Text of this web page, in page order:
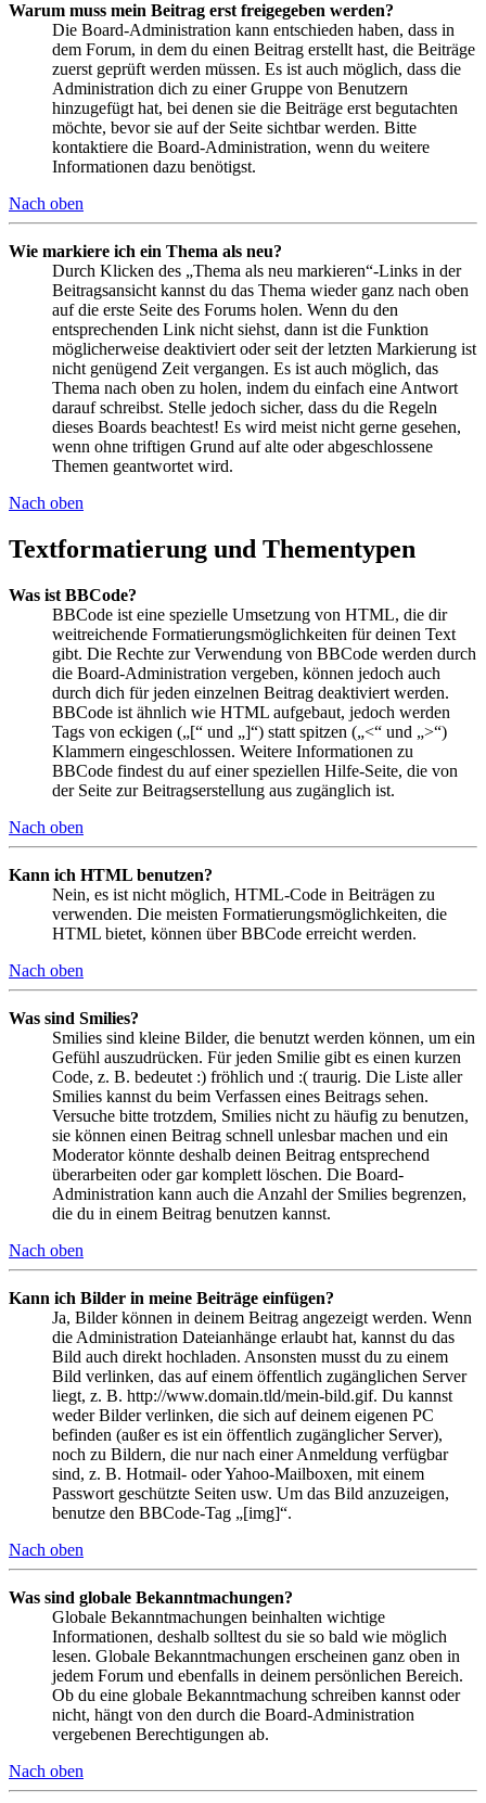
Warum muss mein Beitrag erst freigegeben werden?
Die Board-Administration kann entschieden haben, dass in
dem Forum, in dem du einen Beitrag erstellt hast, die Beiträge
zuerst geprüft werden müssen. Es ist auch möglich, dass die
Administration dich zu einer Gruppe von Benutzern
hinzugefügt hat, bei denen sie die Beiträge erst begutachten
möchte, bevor sie auf der Seite sichtbar werden. Bitte
kontaktiere die Board-Administration, wenn du weitere
Informationen dazu benötigst.
Nach oben
Wie markiere ich ein Thema als neu?
Durch Klicken des „Thema als neu markieren“-Links in der
Beitragsansicht kannst du das Thema wieder ganz nach oben
auf die erste Seite des Forums holen. Wenn du den
entsprechenden Link nicht siehst, dann ist die Funktion
möglicherweise deaktiviert oder seit der letzten Markierung ist
nicht genügend Zeit vergangen. Es ist auch möglich, das
Thema nach oben zu holen, indem du einfach eine Antwort
darauf schreibst. Stelle jedoch sicher, dass du die Regeln
dieses Boards beachtest! Es wird meist nicht gerne gesehen,
wenn ohne triftigen Grund auf alte oder abgeschlossene
Themen geantwortet wird.
Nach oben
Textformatierung und Thementypen
Was ist BBCode?
BBCode ist eine spezielle Umsetzung von HTML, die dir
weitreichende Formatierungsmöglichkeiten für deinen Text
gibt. Die Rechte zur Verwendung von BBCode werden durch
die Board-Administration vergeben, können jedoch auch
durch dich für jeden einzelnen Beitrag deaktiviert werden.
BBCode ist ähnlich wie HTML aufgebaut, jedoch werden
Tags von eckigen („[“ und „]“) statt spitzen („<“ und „>“)
Klammern eingeschlossen. Weitere Informationen zu
BBCode findest du auf einer speziellen Hilfe-Seite, die von
der Seite zur Beitragserstellung aus zugänglich ist.
Nach oben
Kann ich HTML benutzen?
Nein, es ist nicht möglich, HTML-Code in Beiträgen zu
verwenden. Die meisten Formatierungsmöglichkeiten, die
HTML bietet, können über BBCode erreicht werden.
Nach oben
Was sind Smilies?
Smilies sind kleine Bilder, die benutzt werden können, um ein
Gefühl auszudrücken. Für jeden Smilie gibt es einen kurzen
Code, z. B. bedeutet :) fröhlich und :( traurig. Die Liste aller
Smilies kannst du beim Verfassen eines Beitrags sehen.
Versuche bitte trotzdem, Smilies nicht zu häufig zu benutzen,
sie können einen Beitrag schnell unlesbar machen und ein
Moderator könnte deshalb deinen Beitrag entsprechend
überarbeiten oder gar komplett löschen. Die Board-
Administration kann auch die Anzahl der Smilies begrenzen,
die du in einem Beitrag benutzen kannst.
Nach oben
Kann ich Bilder in meine Beiträge einfügen?
Ja, Bilder können in deinem Beitrag angezeigt werden. Wenn
die Administration Dateianhänge erlaubt hat, kannst du das
Bild auch direkt hochladen. Ansonsten musst du zu einem
Bild verlinken, das auf einem öffentlich zugänglichen Server
liegt, z. B. http://www.domain.tld/mein-bild.gif. Du kannst
weder Bilder verlinken, die sich auf deinem eigenen PC
befinden (außer es ist ein öffentlich zugänglicher Server),
noch zu Bildern, die nur nach einer Anmeldung verfügbar
sind, z. B. Hotmail- oder Yahoo-Mailboxen, mit einem
Passwort geschützte Seiten usw. Um das Bild anzuzeigen,
benutze den BBCode-Tag „[img]“.
Nach oben
Was sind globale Bekanntmachungen?
Globale Bekanntmachungen beinhalten wichtige
Informationen, deshalb solltest du sie so bald wie möglich
lesen. Globale Bekanntmachungen erscheinen ganz oben in
jedem Forum und ebenfalls in deinem persönlichen Bereich.
Ob du eine globale Bekanntmachung schreiben kannst oder
nicht, hängt von den durch die Board-Administration
vergebenen Berechtigungen ab.
Nach oben